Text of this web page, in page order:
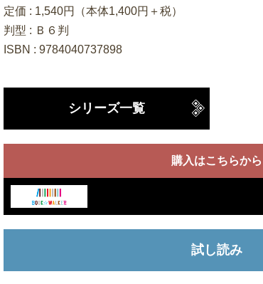
定価 : 1,540円（本体1,400円＋税）
判型 : Ｂ６判
ISBN : 9784040737898
シリーズ一覧
購入はこちらから
試し読み